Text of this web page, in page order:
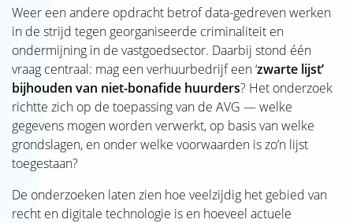
Weer een andere opdracht betrof data-gedreven werken
in de strijd tegen georganiseerde criminaliteit en
ondermijning in de vastgoedsector. Daarbij stond één
vraag centraal: mag een verhuurbedrijf een ‘zwarte lijst’
bijhouden van niet-bonafide huurders? Het onderzoek
richtte zich op de toepassing van de AVG — welke
gegevens mogen worden verwerkt, op basis van welke
grondslagen, en onder welke voorwaarden is zo’n lijst
toegestaan?
De onderzoeken laten zien hoe veelzijdig het gebied van
recht en digitale technologie is en hoeveel actuele